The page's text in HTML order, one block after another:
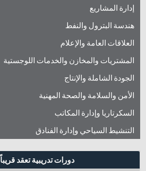
إدارة المشاريع
هندسة البترول والنفط
العلاقات العامة والإعلام
المشتريات والمخازن والخدمات اللوجستية
الجودة الشاملة والإنتاج
الأمن والسلامة والصحة المهنية
السكرتاريا وإدارة المكاتب
التنشيط السياحي وإدارة الفنادق
دورات تدريبية تعقد قريباً